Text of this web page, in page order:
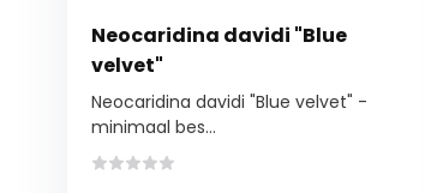
Neocaridina davidi "Blue
velvet"
Neocaridina davidi "Blue velvet" -
minimaal bes...